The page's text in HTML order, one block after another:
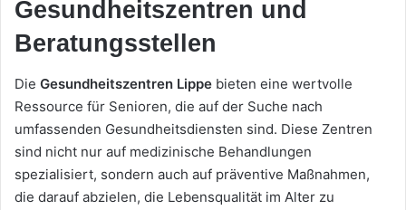
Gesundheitszentren und
Beratungsstellen
Die Gesundheitszentren Lippe bieten eine wertvolle
Ressource für Senioren, die auf der Suche nach
umfassenden Gesundheitsdiensten sind. Diese Zentren
sind nicht nur auf medizinische Behandlungen
spezialisiert, sondern auch auf präventive Maßnahmen,
die darauf abzielen, die Lebensqualität im Alter zu